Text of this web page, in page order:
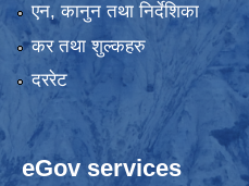
एन, कानुन तथा निर्देशिका
कर तथा शुल्कहरु
दररेट
eGov services